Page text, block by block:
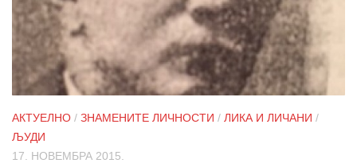
АКТУЕЛНО / ЗНАМЕНИТЕ ЛИЧНОСТИ / ЛИКА И ЛИЧАНИ /
ЉУДИ
17. НОВЕМБРА 2015.